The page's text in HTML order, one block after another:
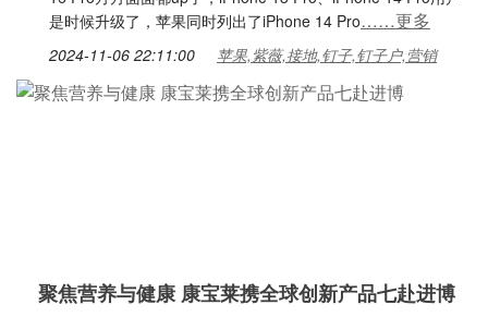
是时候升级了，苹果同时列出了iPhone 14 Pro……更多
2024-11-06 22:11:00 苹果,紫薇,接地,钉子,钉子户,营销
聚焦营养与健康 康宝莱携全球创新产品七赴进博